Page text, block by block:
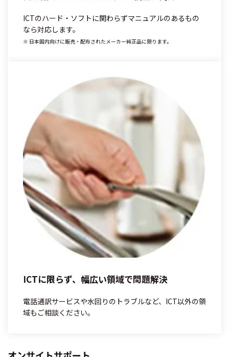
ICTのハード・ソフトに関わらずマニュアルのあるもの
なら対応します。
※ 日本国内向けに販売・配布されたメーカー純正品に限ります。
ICTに限らず、幅広い領域で問題解決
電話通訳サービスや水回りのトラブルなど、ICT以外の領
域もご相談ください。